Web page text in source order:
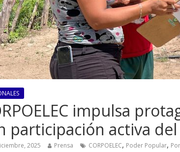
impulsa
participación activa
2025 Prensa CORPOELEC, Poder Popular,